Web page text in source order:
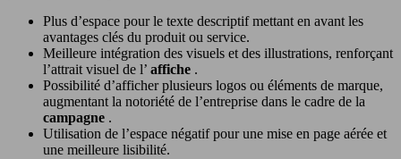
Plus d’espace pour le texte descriptif mettant en avant les
avantages clés du produit ou service.
Meilleure intégration des visuels et des illustrations, renforçant
l’attrait visuel de l’ affiche .
Possibilité d’afficher plusieurs logos ou éléments de marque,
augmentant la notoriété de l’entreprise dans le cadre de la
campagne .
Utilisation de l’espace négatif pour une mise en page aérée et
une meilleure lisibilité.